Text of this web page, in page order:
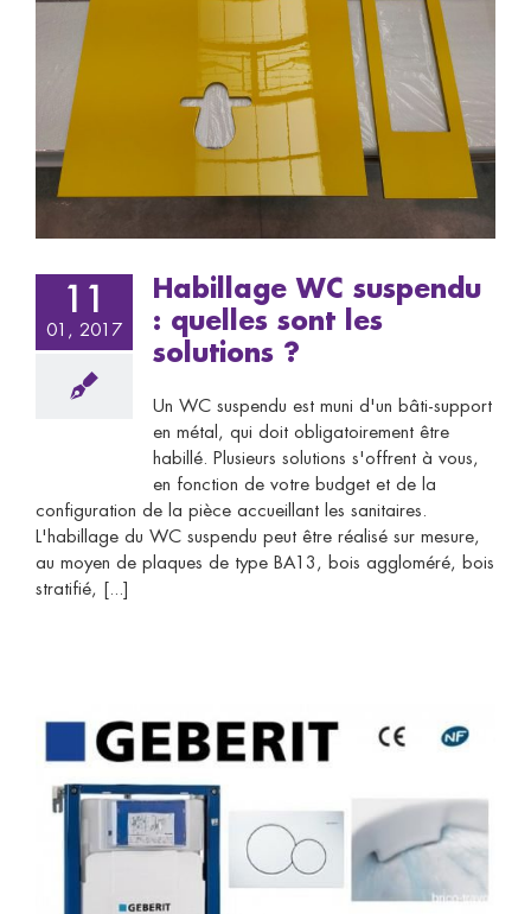
11
01, 2017
Habillage WC suspendu
: quelles sont les
solutions ?
Un WC suspendu est muni d'un bâti-support
en métal, qui doit obligatoirement être
habillé. Plusieurs solutions s'offrent à vous,
en fonction de votre budget et de la
configuration de la pièce accueillant les sanitaires.
L'habillage du WC suspendu peut être réalisé sur mesure,
au moyen de plaques de type BA13, bois aggloméré, bois
stratifié, [...]